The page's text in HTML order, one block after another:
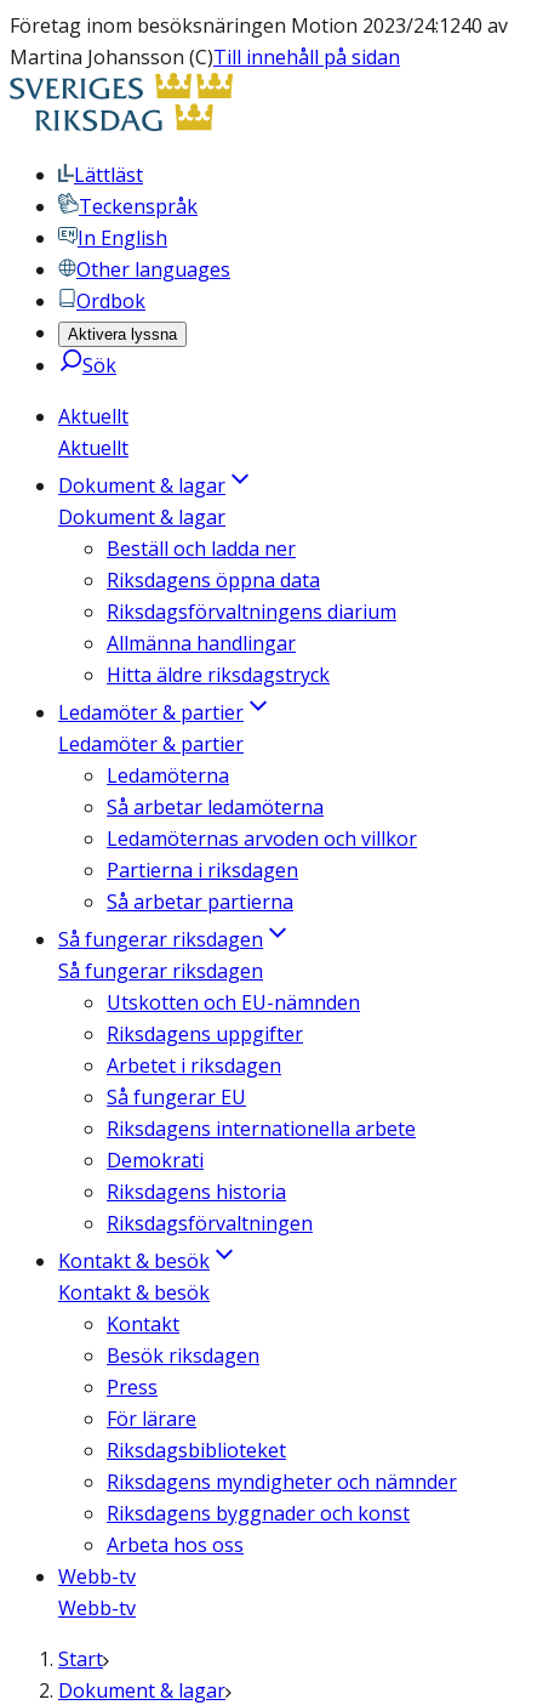
Företag inom besöksnäringen Motion 2023/24:1240 av
Martina Johansson (C)Till innehåll på sidan
Lättläst
Teckenspråk
In English
Other languages
Ordbok
Aktivera lyssna
Sök
Aktuellt
Aktuellt
Dokument & lagar
Dokument & lagar
Beställ och ladda ner
Riksdagens öppna data
Riksdagsförvaltningens diarium
Allmänna handlingar
Hitta äldre riksdagstryck
Ledamöter & partier
Ledamöter & partier
Ledamöterna
Så arbetar ledamöterna
Ledamöternas arvoden och villkor
Partierna i riksdagen
Så arbetar partierna
Så fungerar riksdagen
Så fungerar riksdagen
Utskotten och EU-nämnden
Riksdagens uppgifter
Arbetet i riksdagen
Så fungerar EU
Riksdagens internationella arbete
Demokrati
Riksdagens historia
Riksdagsförvaltningen
Kontakt & besök
Kontakt & besök
Kontakt
Besök riksdagen
Press
För lärare
Riksdagsbiblioteket
Riksdagens myndigheter och nämnder
Riksdagens byggnader och konst
Arbeta hos oss
Webb-tv
Webb-tv
Start
Dokument & lagar